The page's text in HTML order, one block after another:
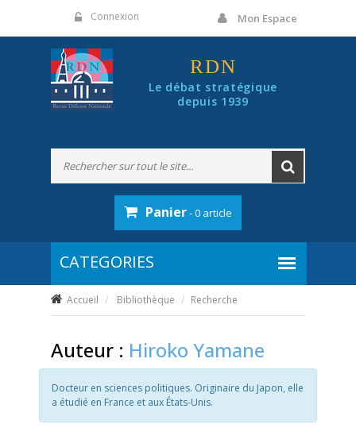
Connexion Mon Espace
RDN
Le débat stratégique
depuis 1939
Panier- 0 article
Accueil Bibliothèque Recherche
Auteur : Hiroko Yamane
Docteur en sciences politiques. Originaire du Japon, elle
a étudié en France et aux États-Unis.